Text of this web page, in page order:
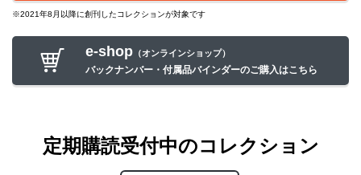
※2021年8月以降に創刊したコレクションが対象です
e-shop（オンラインショップ）
バックナンバー・付属品バインダーのご購入はこちら
定期購読受付中のコレクション